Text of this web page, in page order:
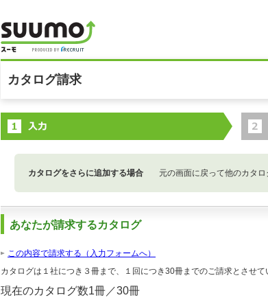
カタログ請求
カタログをさらに追加する場合 元の画面に戻って他のカタ
あなたが請求するカタログ
この内容で請求する（入力フォームへ）
カタログは１社につき３冊まで、１回につき30冊までのご請求とさせ
現在のカタログ数1冊／30冊